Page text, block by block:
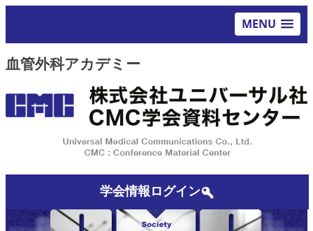
MENU
血管外科アカデミー
学会情報ログイン